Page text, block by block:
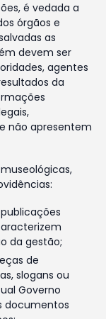
é vedada a
órgãos e
as
devem ser
agentes
da
não apresentem
da gestão;
de
slogans ou
Governo
documentos